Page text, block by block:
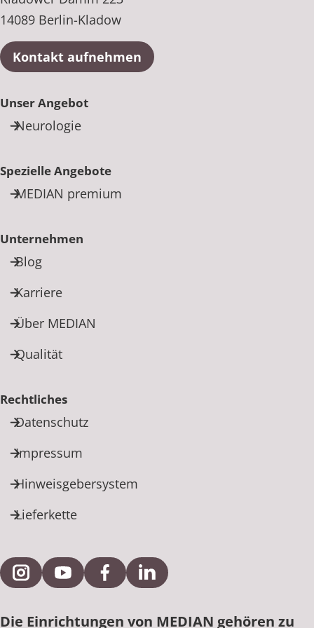
14089 Berlin-Kladow
Kontakt aufnehmen
Unser Angebot
Neurologie
Spezielle Angebote
MEDIAN premium
Unternehmen
Blog
Karriere
Über MEDIAN
Qualität
Rechtliches
Datenschutz
Impressum
Hinweisgebersystem
Lieferkette
Externe Verlinkung zu Instagram
Externe Verlinkung zu YouTube
Externe Verlinkung zu Facebook
Externe Verlinkung zu
Die Einrichtungen von MEDIAN gehören zu